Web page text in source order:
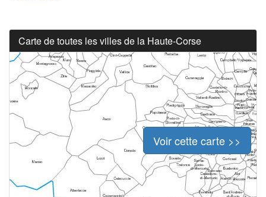
Carte de toutes les villes de la Haute-Corse
Voir cette carte >>